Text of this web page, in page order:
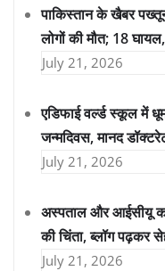
पाकिस्तान के खैबर
लोगों की मौत; 18
July 21, 2026
एडिफाई वर्ल्ड स्कूल में
जन्मदिवस, मानद
July 21, 2026
अस्पताल और आईसीयू
की चिंता, ब्लॉग पढ़कर
July 21, 2026